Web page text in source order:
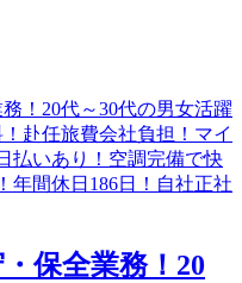
保全業務！20